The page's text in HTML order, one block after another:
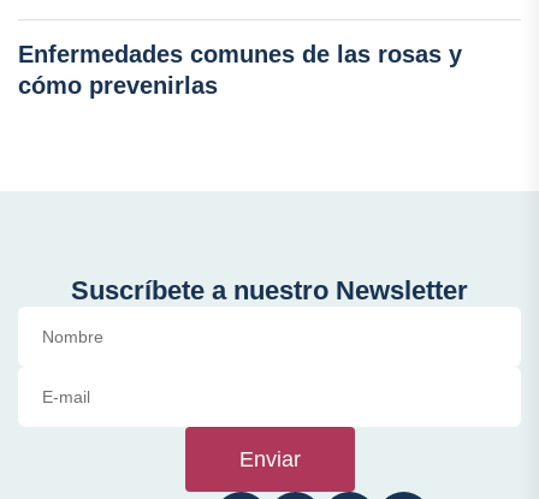
Enfermedades comunes de las rosas y
cómo prevenirlas
Suscríbete a nuestro Newsletter
Enviar